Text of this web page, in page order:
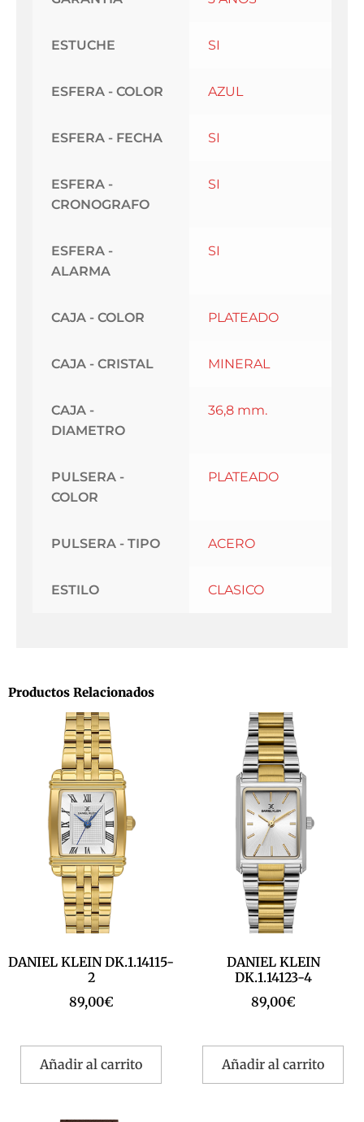
ESTUCHE SI
ESFERA - COLOR AZUL
ESFERA - FECHA SI
ESFERA -
CRONOGRAFO
SI
ESFERA -
ALARMA
SI
CAJA - COLOR PLATEADO
CAJA - CRISTAL MINERAL
CAJA -
DIAMETRO
36,8 mm.
PULSERA -
COLOR
PLATEADO
PULSERA - TIPO ACERO
ESTILO CLASICO
Productos Relacionados
DANIEL KLEIN DK.1.14115-
2
89,00€
Añadir al carrito
DANIEL KLEIN
DK.1.14123-4
89,00€
Añadir al carrito